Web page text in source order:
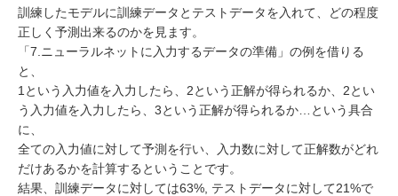
訓練したモデルに訓練データとテストデータを入れて、どの程度
正しく予測出来るのかを見ます。
「7.ニューラルネットに入力するデータの準備」の例を借りる
と、
1という入力値を入力したら、2という正解が得られるか、2とい
う入力値を入力したら、3という正解が得られるか…という具合
に、
全ての入力値に対して予測を行い、入力数に対して正解数がどれ
だけあるかを計算するということです。
結果、訓練データに対しては63%, テストデータに対して21%で